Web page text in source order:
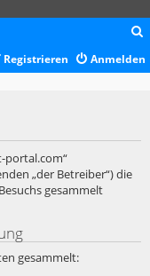
c
Anmelden
Registrieren
portal.com“
„der Betreiber“) die
gesammelt
gesammelt: